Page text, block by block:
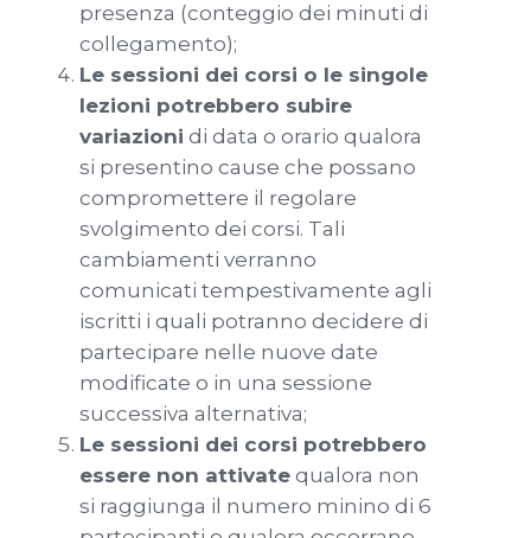
presenza (conteggio dei minuti di
collegamento);
Le sessioni dei corsi o le singole
lezioni potrebbero subire
variazioni di data o orario qualora
si presentino cause che possano
compromettere il regolare
svolgimento dei corsi. Tali
cambiamenti verranno
comunicati tempestivamente agli
iscritti i quali potranno decidere di
partecipare nelle nuove date
modificate o in una sessione
successiva alternativa;
Le sessioni dei corsi potrebbero
essere non attivatequalora non
si raggiunga il numero minino di 6